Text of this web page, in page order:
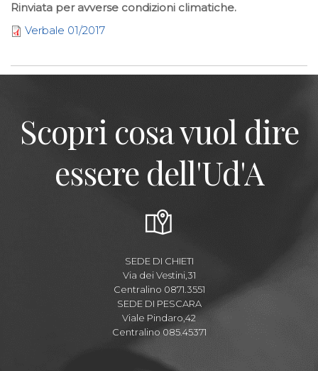
Rinviata per avverse condizioni climatiche.
Verbale 01/2017
Scopri cosa vuol dire
essere dell'Ud'A
SEDE DI CHIETI
Via dei Vestini,31
Centralino 0871.3551
SEDE DI PESCARA
Viale Pindaro,42
Centralino 085.45371